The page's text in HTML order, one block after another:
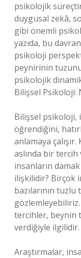
psikolojik
duygusal zekâ,
gibi önemli
yazıda, bu
psikoloji
peynirinin
psikolojik
Bilişsel Psikoloji:
Bilişsel psikoloji,
öğrendiğini,
anlamaya
aslında bir
insanların
ilişkilidir? Birçok
bazılarının
gözlemleyebiliriz.
tercihler, beynin
verdiğiyle ilgilidir.
Araştırmalar,